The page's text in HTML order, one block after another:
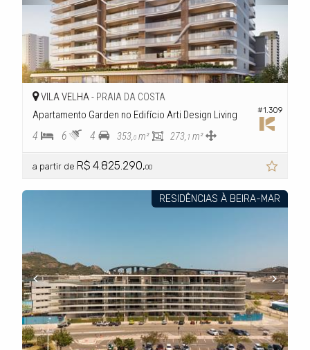
#1.309
VILA VELHA - PRAIA DA COSTA
Apartamento Garden no Edifício Arti Design Living
4 6 4 353,0 m² 273,1 m²
a partir de R$ 4.825.290,00
RESIDÊNCIAS À BEIRA-MAR